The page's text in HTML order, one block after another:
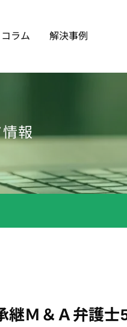
コラム 解決事例
報
継Ｍ＆Ａ弁護